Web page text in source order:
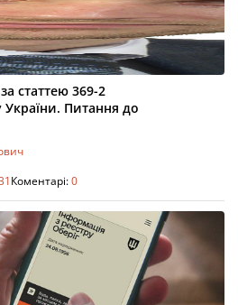
статтею 369-2
України. Питання до
Коментарі:0